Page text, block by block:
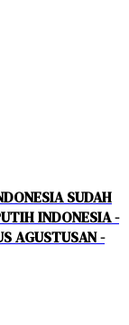
SUDAH
INDONESIA -
AGUSTUSAN -